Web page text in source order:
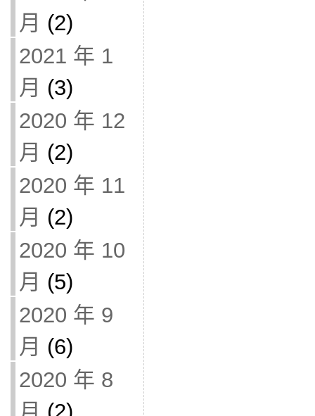
月 (2)
2021 年 1
月 (3)
2020 年 12
月 (2)
2020 年 11
月 (2)
2020 年 10
月 (5)
2020 年 9
月 (6)
2020 年 8